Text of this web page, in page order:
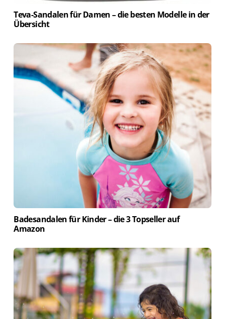
Teva-Sandalen für Damen – die besten Modelle in der
Übersicht
Badesandalen für Kinder – die 3 Topseller auf
Amazon